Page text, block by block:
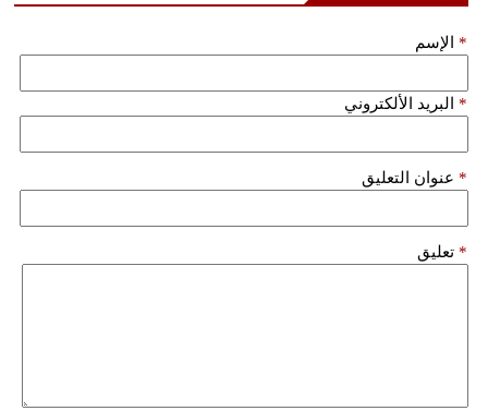
الإسم *
البريد الألكتروني *
عنوان التعليق *
تعليق *